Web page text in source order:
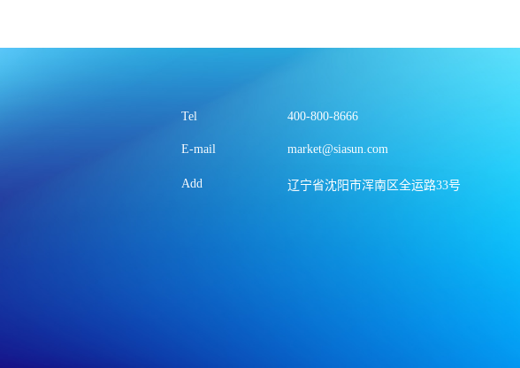
Tel 400-800-8666
E-mail market@siasun.com
Add 辽宁省沈阳市浑南区全运路33号